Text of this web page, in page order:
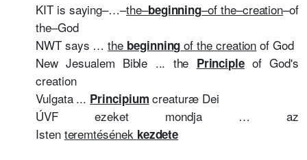
KIT is saying–…–the–beginning–of the–creation–of
the–God
NWT says …the beginning of the creation of God
New Jesualem Bible ... the Principle of God's
creation
Vulgata ... Principium creaturæ Dei
ÚVF ezeket mondja … az
Isten teremtésének kezdete